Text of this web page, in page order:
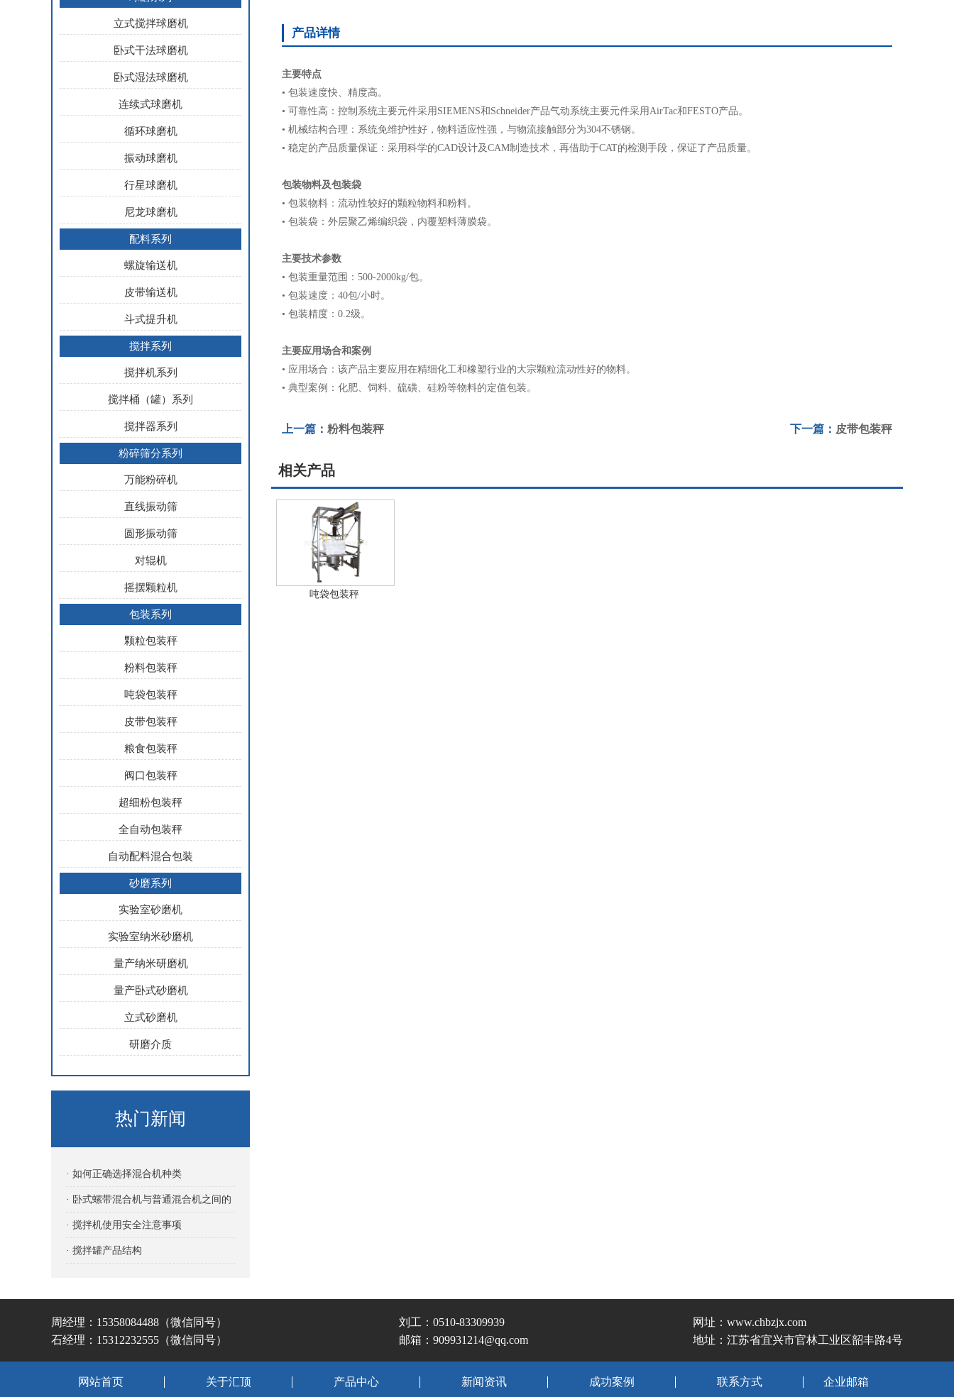
立式搅拌球磨机
卧式干法球磨机
卧式湿法球磨机
连续式球磨机
循环球磨机
振动球磨机
行星球磨机
尼龙球磨机
配料系列
螺旋输送机
皮带输送机
斗式提升机
搅拌系列
搅拌机系列
搅拌桶（罐）系列
搅拌器系列
粉碎筛分系列
万能粉碎机
直线振动筛
圆形振动筛
对辊机
摇摆颗粒机
包装系列
颗粒包装秤
粉料包装秤
吨袋包装秤
皮带包装秤
粮食包装秤
阀口包装秤
超细粉包装秤
全自动包装秤
自动配料混合包装
砂磨系列
实验室砂磨机
实验室纳米砂磨机
量产纳米研磨机
量产卧式砂磨机
立式砂磨机
研磨介质
热门新闻
· 如何正确选择混合机种类
· 卧式螺带混合机与普通混合机之间的
差异
· 搅拌机使用安全注意事项
· 搅拌罐产品结构
产品详情
主要特点
• 包装速度快、精度高。
• 可靠性高：控制系统主要元件采用SIEMENS和Schneider产品气动系统主要元件采用AirTac和FESTO产品。
• 机械结构合理：系统免维护性好，物料适应性强，与物流接触部分为304不锈钢。
• 稳定的产品质量保证：采用科学的CAD设计及CAM制造技术，再借助于CAT的检测手段，保证了产品质量。
包装物料及包装袋
• 包装物料：流动性较好的颗粒物料和粉料。
• 包装袋：外层聚乙烯编织袋，内覆塑料薄膜袋。
主要技术参数
• 包装重量范围：500-2000kg/包。
• 包装速度：40包/小时。
• 包装精度：0.2级。
主要应用场合和案例
• 应用场合：该产品主要应用在精细化工和橡塑行业的大宗颗粒流动性好的物料。
• 典型案例：化肥、饲料、硫磺、硅粉等物料的定值包装。
上一篇： 粉料包装秤 下一篇： 皮带包装秤
相关产品
吨袋包装秤
周经理：15358084488（微信同号）
石经理：15312232555（微信同号）
刘工：0510-83309939
邮箱：909931214@qq.com
网址：www.chbzjx.com
地址：江苏省宜兴市官林工业区韶丰路4号
网站首页 关于汇顶 产品中心 新闻资讯 成功案例 联系方式 企业邮箱